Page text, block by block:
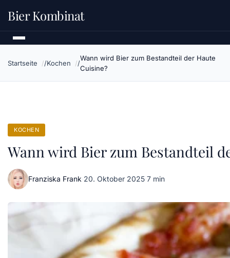
Bier Kombinat
Startseite Kochen
Wann wird Bier zum Bestandteil der Haute
Cuisine?
KOCHEN
Wann wird Bier zum Bestandteil
Franziska Frank·20. Oktober 2025·7 min